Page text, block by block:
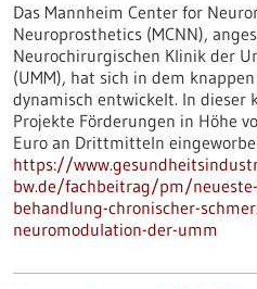
Das Mannheim Center for
Neuroprosthetics (MCNN),
Neurochirurgischen Klinik der
(UMM), hat sich in dem
dynamisch entwickelt. In dieser
Projekte Förderungen in Höhe
Euro an Drittmitteln
https://
bw.de/fachbeitrag/pm/
behandlung-chronischer-
neuromodulation-der-umm